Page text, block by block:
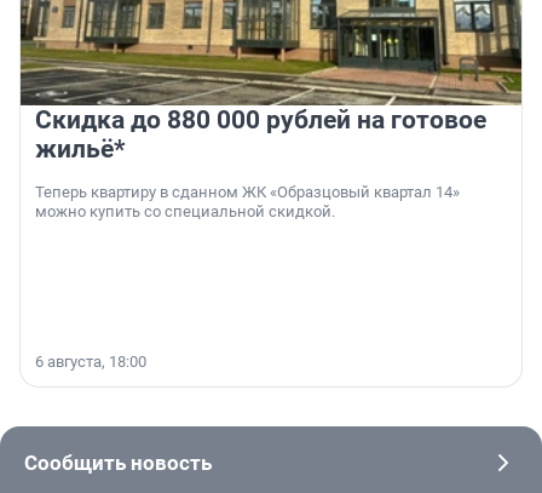
Скидка до 880 000 рублей на готовое
жильё*
Теперь квартиру в сданном ЖК «Образцовый квартал 14»
можно купить со специальной скидкой.
6 августа, 18:00
Сообщить новость